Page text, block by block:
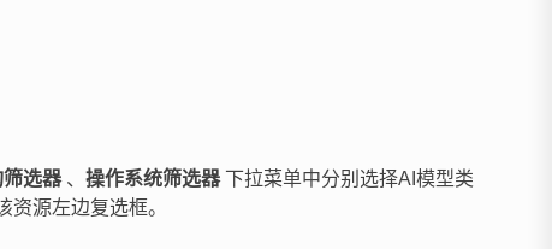
选器、 操作系统筛选器下拉菜单中分别选择AI模型类
资源左边复选框。